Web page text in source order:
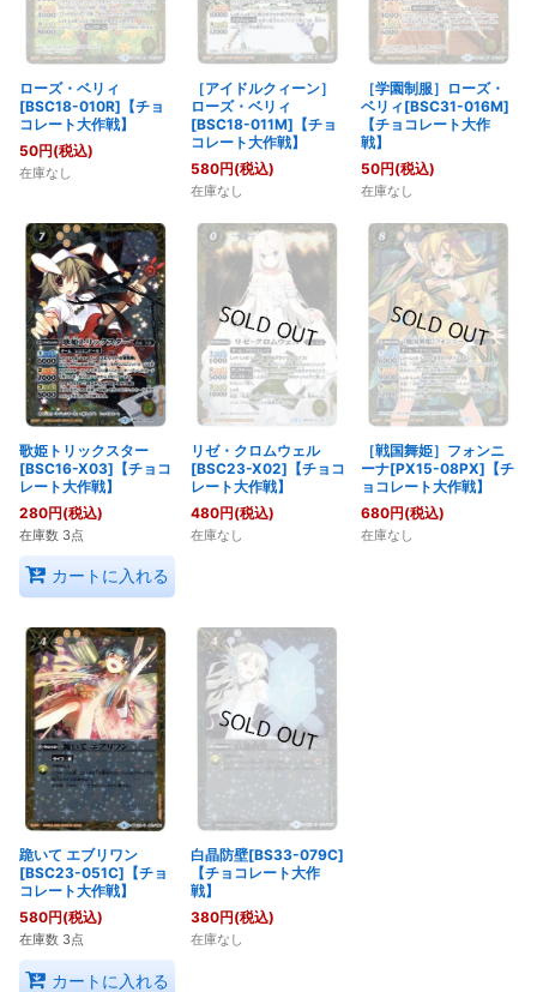
ローズ・ベリィ
[BSC18-010R]【チョ
コレート大作戦】
50円(税込)
在庫なし
［アイドルクィーン］
ローズ・ベリィ
[BSC18-011M]【チョ
コレート大作戦】
580円(税込)
在庫なし
［学園制服］ローズ・
ベリィ[BSC31-016M]
【チョコレート大作
戦】
50円(税込)
在庫なし
歌姫トリックスター
[BSC16-X03]【チョコ
レート大作戦】
280円(税込)
在庫数 3点
カートに入れる
リゼ・クロムウェル
[BSC23-X02]【チョコ
レート大作戦】
480円(税込)
在庫なし
［戦国舞姫］フォンニ
ーナ[PX15-08PX]【チ
ョコレート大作戦】
680円(税込)
在庫なし
跪いて エブリワン
[BSC23-051C]【チョ
コレート大作戦】
580円(税込)
在庫数 3点
カートに入れる
白晶防壁[BS33-079C]
【チョコレート大作
戦】
380円(税込)
在庫なし